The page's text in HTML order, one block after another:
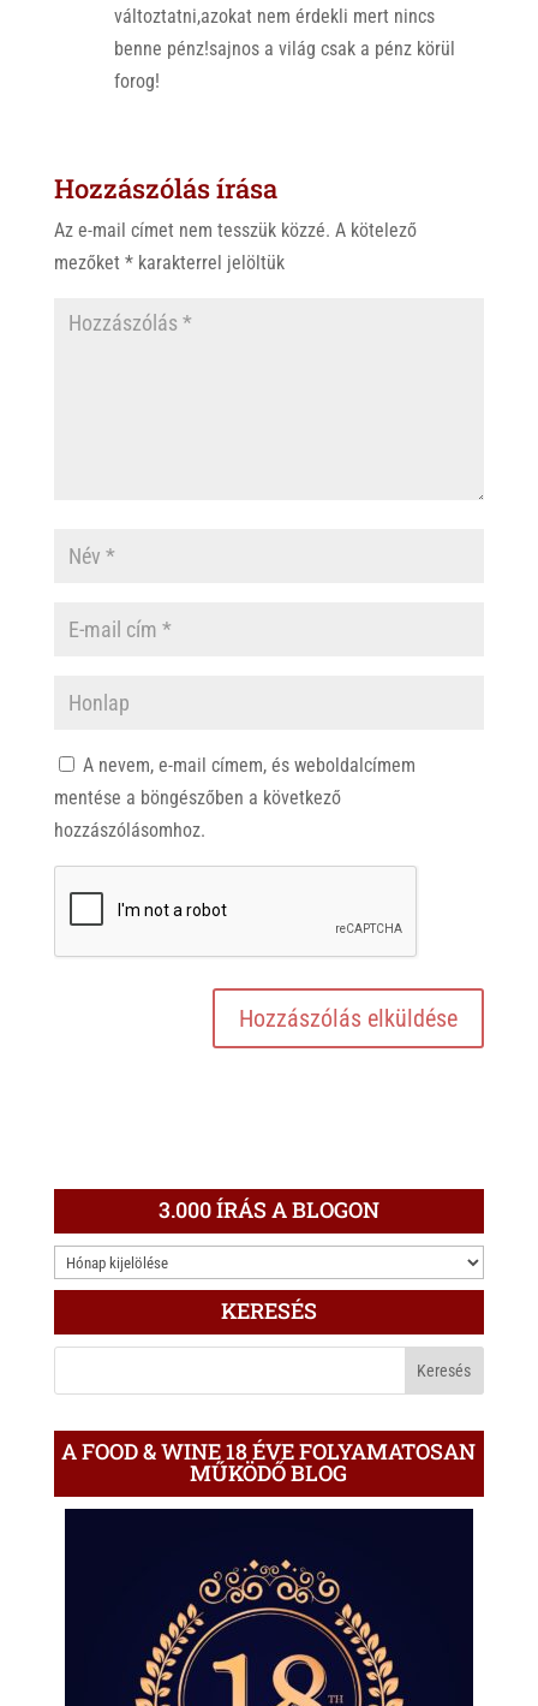
változtatni,azokat nem érdekli mert nincs
benne pénz!sajnos a világ csak a pénz körül
forog!
Hozzászólás írása
Az e-mail címet nem tesszük közzé. A kötelező
mezőket *karakterrel jelöltük
A nevem, e-mail címem, és weboldalcímem
mentése a böngészőben a következő
hozzászólásomhoz.
3.000 ÍRÁS A BLOGON
3.000
ÍRÁS
KERESÉS
A FOOD & WINE 18 ÉVE FOLYAMATOSAN
MŰKÖDŐ BLOG